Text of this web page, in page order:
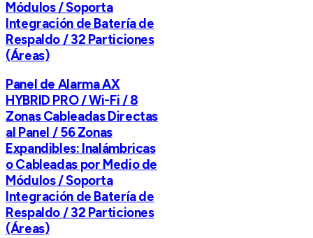
Módulos / Soporta
Integración de Batería de
Respaldo / 32 Particiones
(Áreas)
Panel de Alarma AX
HYBRID PRO / Wi-Fi / 8
Zonas Cableadas Directas
al Panel / 56 Zonas
Expandibles: Inalámbricas
o Cableadas por Medio de
Módulos / Soporta
Integración de Batería de
Respaldo / 32 Particiones
(Áreas)